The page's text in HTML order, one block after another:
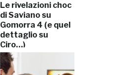
Le rivelazioni choc
di Saviano su
Gomorra 4 (e quel
dettaglio su
Ciro…)